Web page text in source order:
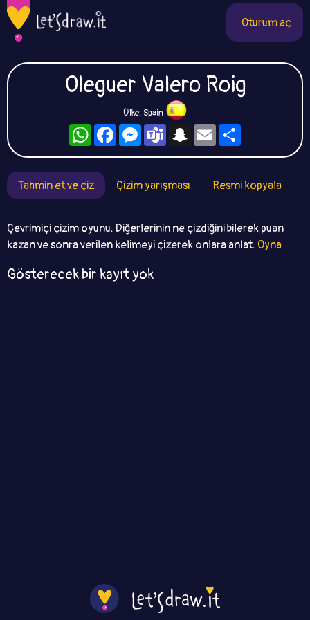
Oturum aç
Oleguer Valero Roig
Ülke: Spain
WhatsAppFacebookMessengerTeamsSnapchat
Email
Tahmin et ve çiz Çizim yarışması Resmi kopyala
Çevrimiçi çizim oyunu. Diğerlerinin ne çizdiğini bilerek puan
kazan ve sonra verilen kelimeyi çizerek onlara anlat. Oyna
Gösterecek bir kayıt yok